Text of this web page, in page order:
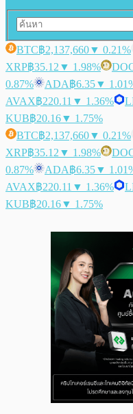
BTC฿2,137,660▼ 0.21%
XRP฿35.12 ▼ 1.98%
0.87%
ADA฿6.35▼
AVAX฿220.11 ▼ 1.36%
KUB฿20.16▼ 1.75%
BTC฿2,137,660▼ 0.21%
XRP฿35.12 ▼ 1.98%
0.87%
ADA฿6.35▼
AVAX฿220.11 ▼ 1.36%
KUB฿20.16▼ 1.75%